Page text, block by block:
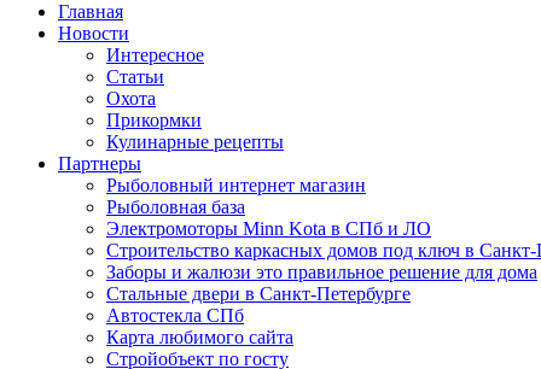
Главная
Новости
Интересное
Статьи
Охота
Прикормки
Кулинарные рецепты
Партнеры
Рыболовный интернет магазин
Рыболовная база
Электромоторы Minn Kota в СПб и ЛО
Строительство каркасных домов под ключ в Санкт-
Заборы и жалюзи это правильное решение для дома
Стальные двери в Санкт-Петербурге
Автостекла СПб
Карта любимого сайта
Стройобъект по госту